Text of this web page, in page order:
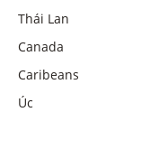
Thái Lan
Canada
Caribeans
Úc